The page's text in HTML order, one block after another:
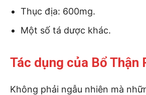
Thục địa: 600mg.
Một số tá dược khác.
Tác dụng của Bổ Thận
Không phải ngẫu nhiên mà